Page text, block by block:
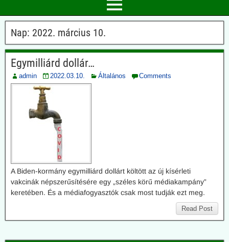
Nap: 2022. március 10.
Egymilliárd dollár…
admin 2022.03.10. Általános Comments
A Biden-kormány egymilliárd dollárt költött az új kísérleti
vakcinák népszerűsítésére egy „széles körű médiakampány”
keretében. És a médiafogyasztók csak most tudják ezt meg.
Read Post